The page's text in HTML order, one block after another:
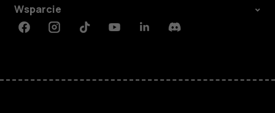
Wsparcie
FacebookInstagramTiktokYoutubeLinkedinDiscord